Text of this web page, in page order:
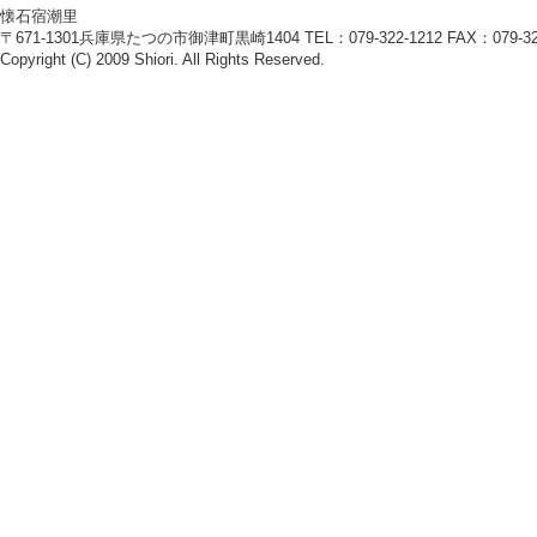
懐石宿潮里
〒671-1301兵庫県たつの市御津町黒崎1404 TEL：079-322-1212 FAX：079-
Copyright (C) 2009 Shiori. All Rights Reserved.